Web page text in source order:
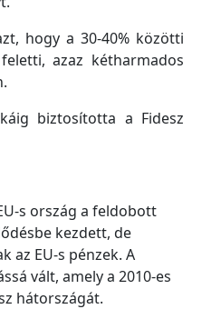
hogy a 30-40% közötti
azaz kétharmados
biztosította a Fidesz
s ország a feldobott
kezdett, de
az EU-s pénzek. A
vált, amely a 2010-es
hátországát.